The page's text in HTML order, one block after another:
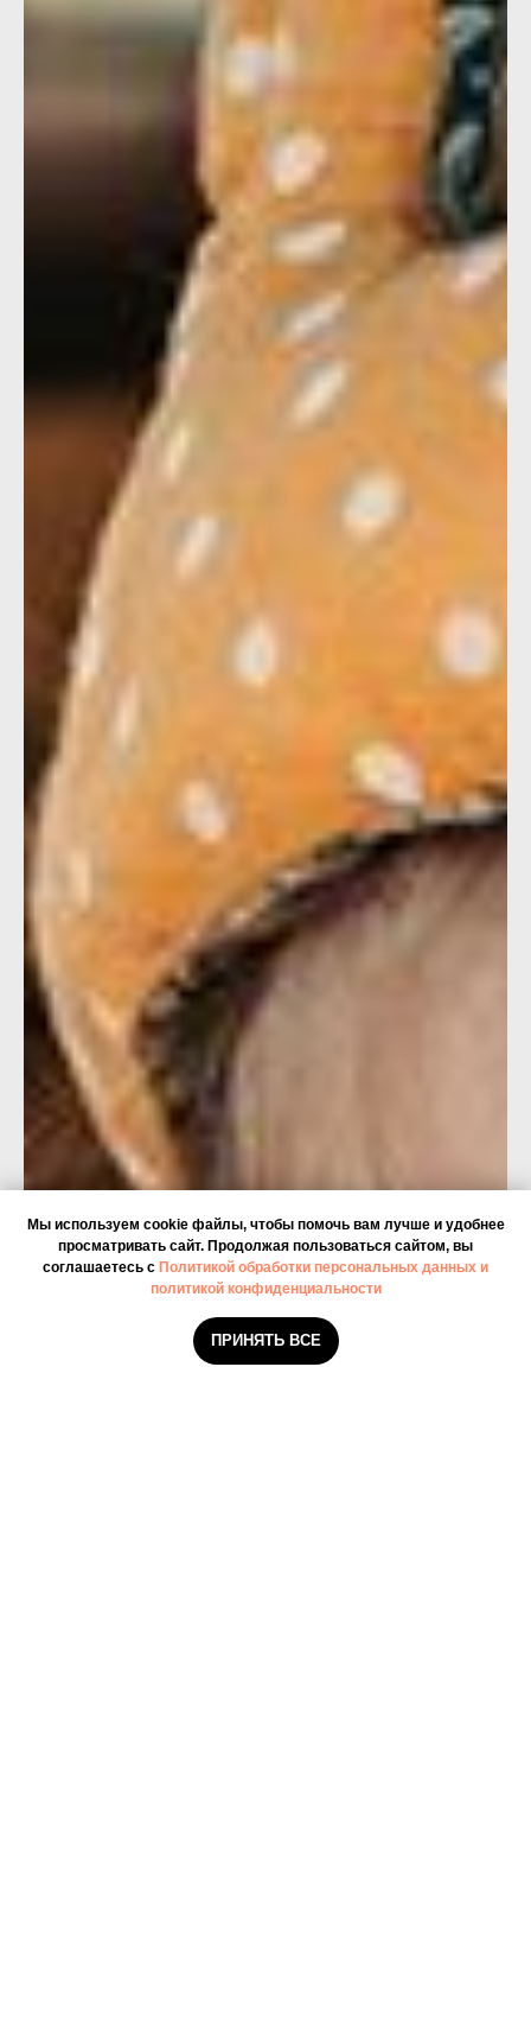
Мы используем cookie файлы, чтобы помочь вам лучше и удобнее
просматривать сайт. Продолжая пользоваться сайтом, вы
соглашаетесь с Политикой обработки персональных данных и
политикой конфиденциальности
ПРИНЯТЬ ВСЕ